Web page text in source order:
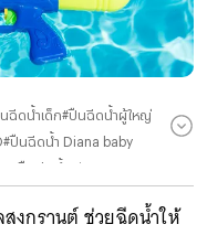
ฉีดน้ำเด็ก#ปืนฉีดน้ำผู้ใหญ่
#ปืนฉีดน้ำ Diana baby
#ปืนฉีดน้ำ LionToys
#ปืนฉีดน้ำ Lazada
งกรานต์ ช่วยฉีดน้ำให้